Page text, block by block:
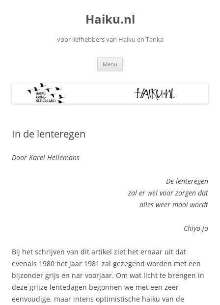
Haiku.nl
voor liefhebbers van Haiku en Tanka
Menu
In de lenteregen
Door Karel Hellemans
De lenteregen
zal er wel voor zorgen dat
alles weer mooi wordt
Chiyo-jo
Bij het schrijven van dit artikel ziet het ernaar uit dat
evenals 1980 het jaar 1981 zal gezegend worden met een
bijzonder grijs en nar voorjaar. Om wat licht te brengen in
deze grijze lentedagen begonnen we met een zeer
eenvoudige, maar intens optimistische haiku van de